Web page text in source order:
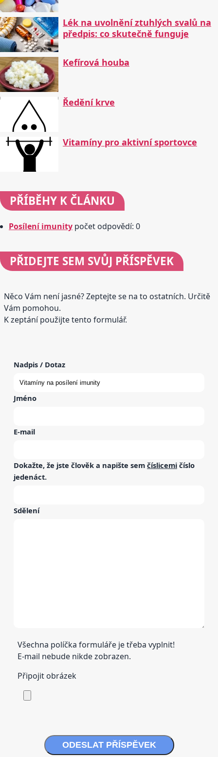
Lék na uvolnění ztuhlých svalů na
předpis: co skutečně funguje
Kefírová houba
Ředění krve
Vitamíny pro aktivní sportovce
PŘÍBĚHY K ČLÁNKU
Posílení imunity počet odpovědí: 0
PŘIDEJTE SEM SVŮJ PŘÍSPĚVEK
Něco Vám není jasné? Zeptejte se na to ostatních. Určitě
Vám pomohou.
K zeptání použijte tento formulář.
Nadpis / Dotaz
Jméno
E-mail
Dokažte, že jste člověk a napište sem číslicemi číslo
jedenáct.
Sdělení
Všechna políčka formuláře je třeba vyplnit!
E-mail nebude nikde zobrazen.
Připojit obrázek
ODESLAT PŘÍSPĚVEK